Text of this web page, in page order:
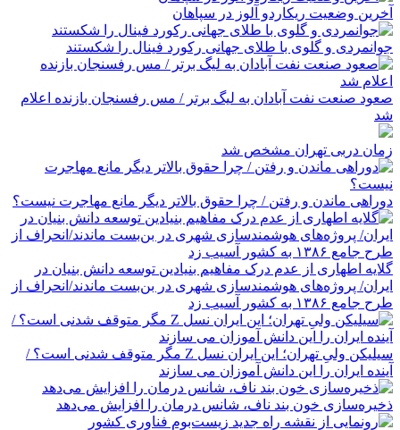
آخرین وضعیت ریکاردو آلوز در سپاهان
جوانمردی و گلوی با طلای جهانی رکورد فینال را شکستند
صعود صنعت نفت آبادان به لیگ برتر / مس رفسنجان بازنده اعلام
شد
زمان دربی تهران مشخص شد
دوراهی ماندن و رفتن / چرا حقوق بالاتر دیگر مانع مهاجرت نیست؟
گلایه اطهاری از عدم درک مفاهیم بنیادین توسعه دانش بنیان در
ایران/ پروژه‌های هوشمندسازی شهری در بن‌بست ماندند/انحراف از
طرح جامع ۱۳۸۶ به کشور آسیب زد
سیلیکن ولیِ تهران؛ این ایران نسل Z مگر متوقف شدنی است؟ /
آینده ایران را این دانش آموزان می سازند
ذخیره‌سازی خون بند ناف، شانس درمان را افزایش می‌دهد